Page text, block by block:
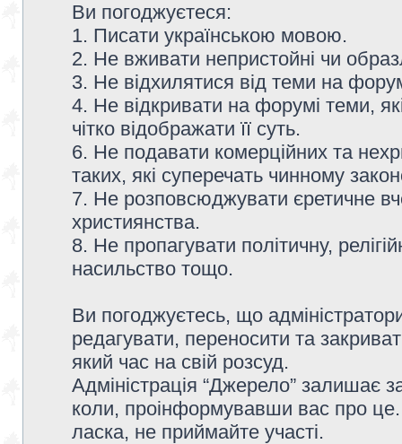
Ви погоджуєтеся:
1. Писати українською мовою.
2. Не вживати непристойні чи
3. Не відхилятися від теми на
4. Не відкривати на форумі теми,
чітко відображати її суть.
6. Не подавати комерційних та
таких, які суперечать чинному
7. Не розповсюджувати єретичне
християнства.
8. Не пропагувати політичну,
насильство тощо.
Ви погоджуєтесь, що
редагувати, переносити та
який час на свій розсуд.
Адміністрація “Джерело” залишає
коли, проінформувавши вас про
ласка, не приймайте участі.